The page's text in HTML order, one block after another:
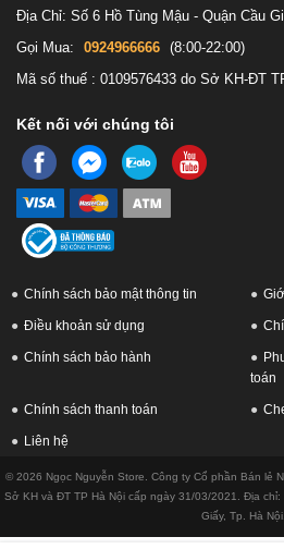
Địa Chỉ: Số 6 Hồ Tùng Mậu - Quận Cầu
Gọi Mua:
0924966666 (8:00-22:00)
Mã số thuế : 0109576433 do Sở KH-ĐT
Kết nối với chúng tôi
Chính sách bảo mật thông tin
Điều khoản sử dụng
Chính sách bảo hành
toán
Chính sách thanh toán
Liên hệ
© 2026 Ngọc Nguyễn Store. Công ty Cổ phần Bán lẻ
Sở KH và ĐT TP Hà Nội cấp ngày 31/03/2021. Địa chỉ:
Giấy, Tp. Hà Nội.